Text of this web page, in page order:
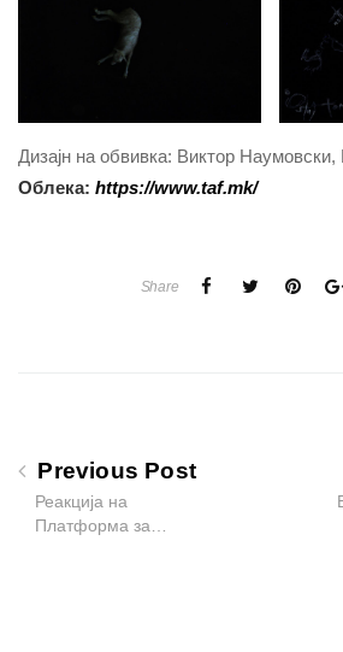
Дизајн на обвивка: Виктор
Облека: https://www.taf.mk/
Share
Previous Post
Реакција на
Платформа за…